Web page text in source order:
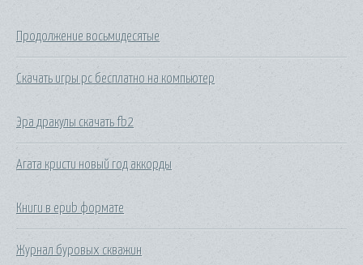
Продолжение восьмидесятые
Скачать игры pc бесплатно на компьютер
Эра дракулы скачать fb2
Агата кристи новый год аккорды
Книги в epub формате
Журнал буровых скважин